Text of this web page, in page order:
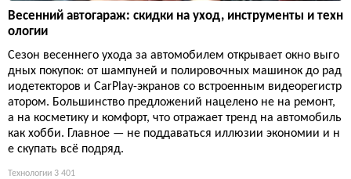
Весенний автогараж: скидки на уход, инструменты и техн
ологии
Сезон весеннего ухода за автомобилем открывает окно выго
дных покупок: от шампуней и полировочных машинок до рад
иодетекторов и CarPlay-экранов со встроенным видеорегистр
атором. Большинство предложений нацелено не на ремонт,
а на косметику и комфорт, что отражает тренд на автомобиль
как хобби. Главное — не поддаваться иллюзии экономии и н
е скупать всё подряд.
Технологии 3 401